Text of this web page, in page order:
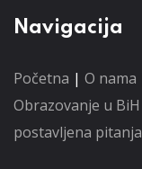
Navigacija
Početna | O nama
Obrazovanje u BiH
postavljena pitanja